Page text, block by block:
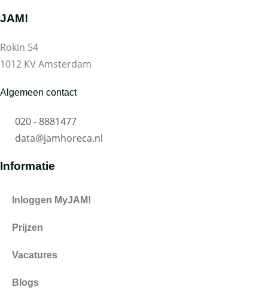
JAM!
Rokin 54
1012 KV Amsterdam
Algemeen contact
020 - 8881477
data@jamhoreca.nl
Informatie
Inloggen MyJAM!
Prijzen
Vacatures
Blogs